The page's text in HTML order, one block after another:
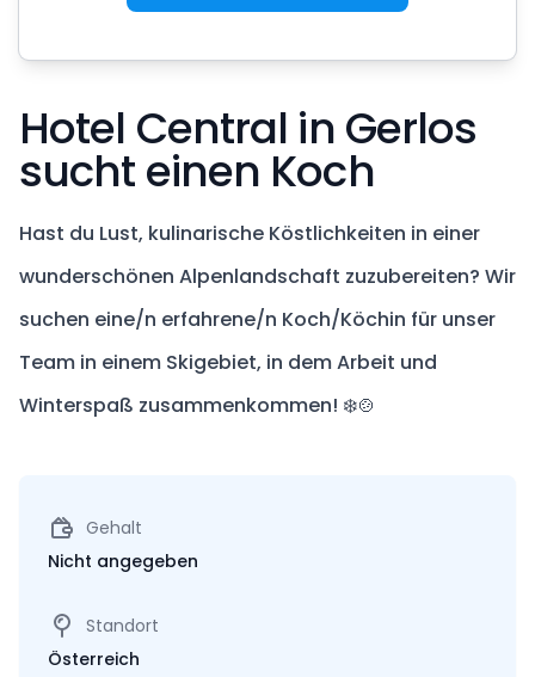
Hotel Central in Gerlos
sucht einen Koch
Hast du Lust, kulinarische Köstlichkeiten in einer
wunderschönen Alpenlandschaft zuzubereiten? Wir
suchen eine/n erfahrene/n Koch/Köchin für unser
Team in einem Skigebiet, in dem Arbeit und
Winterspaß zusammenkommen! ❄️🍲
Gehalt
Nicht angegeben
Standort
Österreich